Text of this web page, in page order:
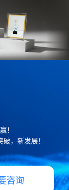
！
，新发展！
咨询